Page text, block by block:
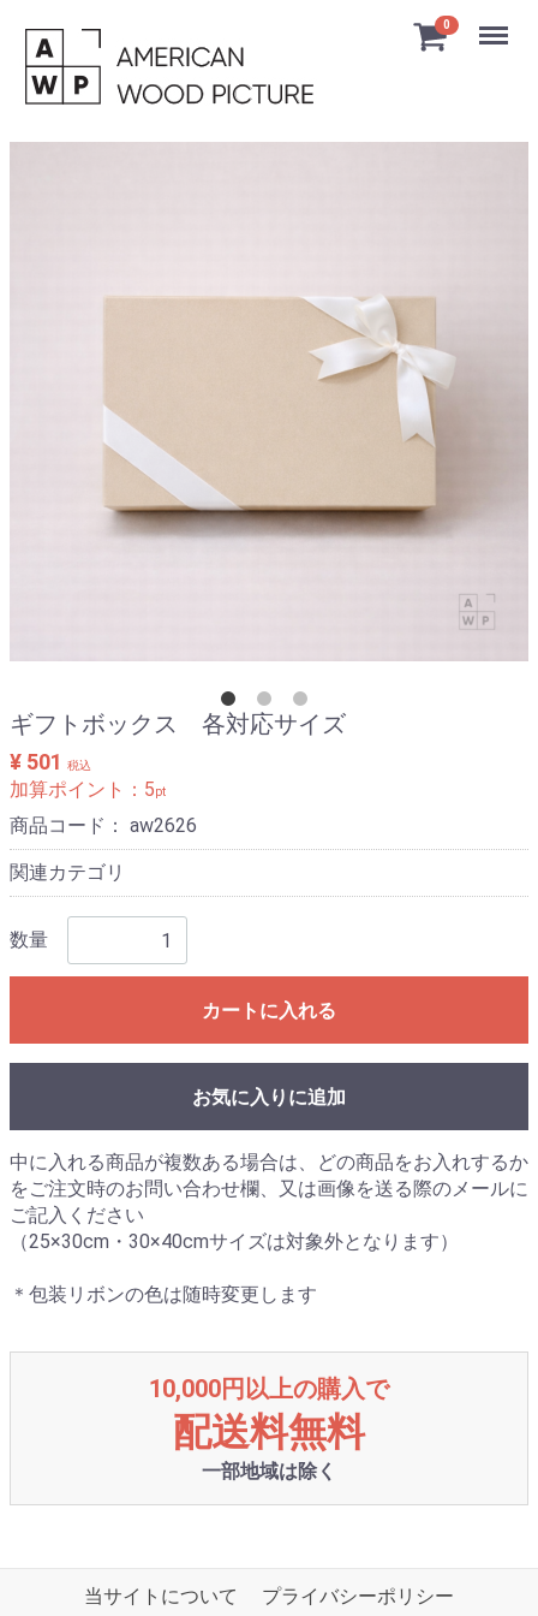
0 Menu
ギフトボックス 各対応サイズ
¥ 501 税込
加算ポイント： 5pt
商品コード： aw2626
関連カテゴリ
数量
カートに入れる
お気に入りに追加
中に入れる商品が複数ある場合は、どの商品をお入れするか
をご注文時のお問い合わせ欄、又は画像を送る際のメールに
ご記入ください
（25×30cm・30×40cmサイズは対象外となります）
＊包装リボンの色は随時変更します
10,000円以上の購入で
配送料無料
一部地域は除く
当サイトについて プライバシーポリシー